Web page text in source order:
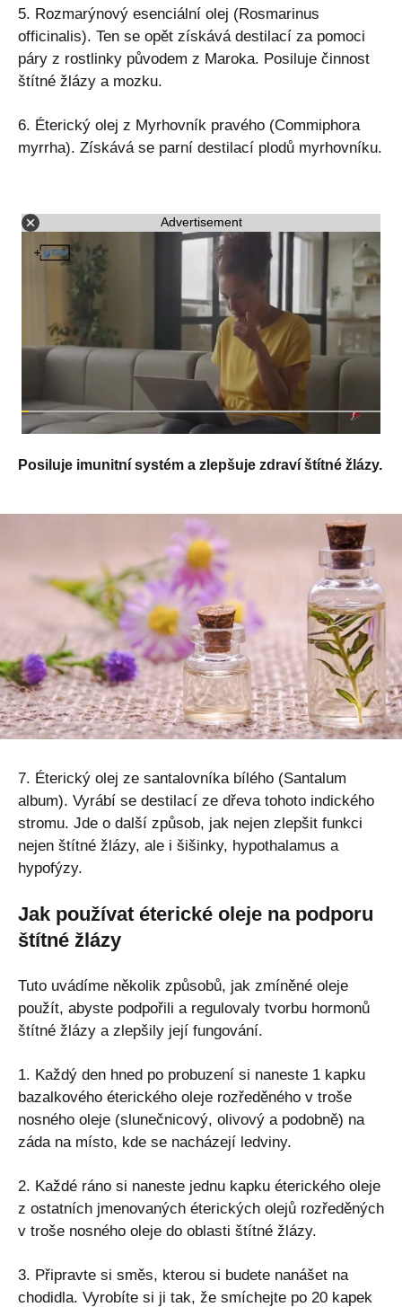
5. Rozmarýnový esenciální olej (Rosmarinus
officinalis). Ten se opět získává destilací za pomoci
páry z rostlinky původem z Maroka. Posiluje činnost
štítné žlázy a mozku.
6. Éterický olej z Myrhovník pravého (Commiphora
myrrha). Získává se parní destilací plodů myrhovníku.
Advertisement
Posiluje imunitní systém a zlepšuje zdraví štítné žlázy.
7. Éterický olej ze santalovníka bílého (Santalum
album). Vyrábí se destilací ze dřeva tohoto indického
stromu. Jde o další způsob, jak nejen zlepšit funkci
nejen štítné žlázy, ale i šišinky, hypothalamus a
hypofýzy.
Jak používat éterické oleje na podporu
štítné žlázy
Tuto uvádíme několik způsobů, jak zmíněné oleje
použít, abyste podpořili a regulovaly tvorbu hormonů
štítné žlázy a zlepšily její fungování.
1. Každý den hned po probuzení si naneste 1 kapku
bazalkového éterického oleje rozředěného v troše
nosného oleje (slunečnicový, olivový a podobně) na
záda na místo, kde se nacházejí ledviny.
2. Každé ráno si naneste jednu kapku éterického oleje
z ostatních jmenovaných éterických olejů rozředěných
v troše nosného oleje do oblasti štítné žlázy.
3. Připravte si směs, kterou si budete nanášet na
chodidla. Vyrobíte si ji tak, že smíchejte po 20 kapek